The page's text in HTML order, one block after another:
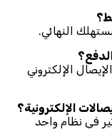
النهائي.
الإلكتروني
الإلكترونية؟
في نظام واحد